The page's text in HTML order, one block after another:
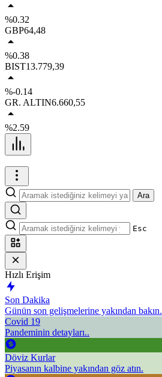
%0.32
GBP64,48
%0.38
BIST13.779,39
%-0.14
GR. ALTIN6.660,55
%2.59
Ara
Esc
Hızlı Erişim
Son Dakika
Günün son gelişmelerine yakından bakın.
Covid 19
Pandeminin detayları..
Döviz Kurlar
Piyasanın kalbine yakından göz atın.